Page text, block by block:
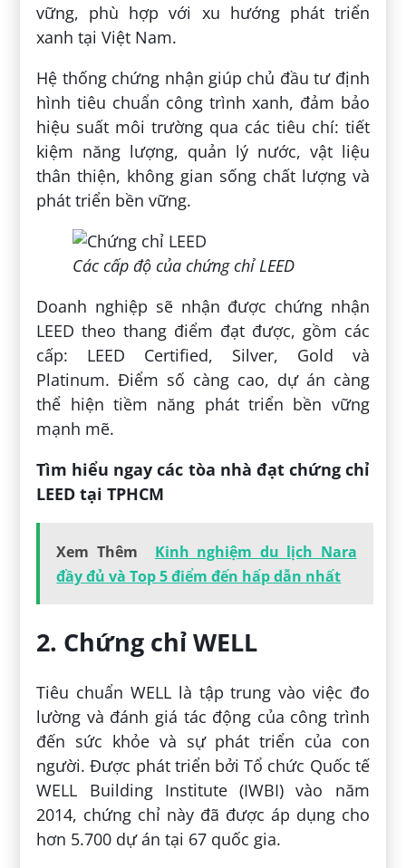
vững, phù hợp với xu hướng phát triển
xanh tại Việt Nam.
Hệ thống chứng nhận giúp chủ đầu tư định
hình tiêu chuẩn công trình xanh, đảm bảo
hiệu suất môi trường qua các tiêu chí: tiết
kiệm năng lượng, quản lý nước, vật liệu
thân thiện, không gian sống chất lượng và
phát triển bền vững.
Các cấp độ của chứng chỉ LEED
Doanh nghiệp sẽ nhận được chứng nhận
LEED theo thang điểm đạt được, gồm các
cấp: LEED Certified, Silver, Gold và
Platinum. Điểm số càng cao, dự án càng
thể hiện tiềm năng phát triển bền vững
mạnh mẽ.
Tìm hiểu ngay các tòa nhà đạt chứng chỉ
LEED tại TPHCM
Xem Thêm
Kinh nghiệm du lịch Nara
đầy đủ và Top 5 điểm đến hấp dẫn nhất
2. Chứng chỉ WELL
Tiêu chuẩn WELL là tập trung vào việc đo
lường và đánh giá tác động của công trình
đến sức khỏe và sự phát triển của con
người. Được phát triển bởi Tổ chức Quốc tế
WELL Building Institute (IWBI) vào năm
2014, chứng chỉ này đã được áp dụng cho
hơn 5.700 dự án tại 67 quốc gia.